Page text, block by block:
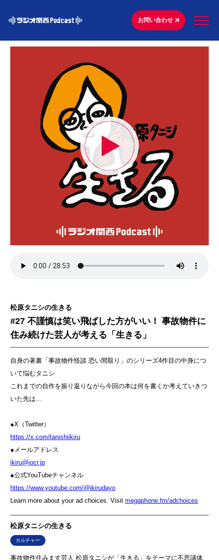
お問い合わせ
松原タニシの生きる
#27 不謹慎は笑い飛ばした方がいい！ 事故物件に
住み続けた芸人が考える「生きる」
自身の著書「事故物件怪談 恐い間取り」のシリーズ4作目の中身につ
いて悩むタニシ
これまでの自作を振り返りながら今回の本は何を書くか考えていきつ
いた先は…
●X（Twitter）
https://x.com/tanishiikiru
●メールアドレス
ikiru@jocr.jp
●公式YouTubeチャンネル
https://www.youtube.com/@ikirudayo
Learn more about your ad choices. Visit megaphone.fm/adchoices
松原タニシの生きる
カルチャー
事故物件住みます芸人 松原タニシが「生きる」をテーマに不思議体